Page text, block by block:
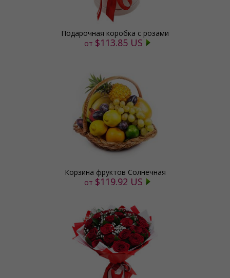
Подарочная коробка с розами
от $113.85 US
Корзина фруктов Солнечная
от $119.92 US